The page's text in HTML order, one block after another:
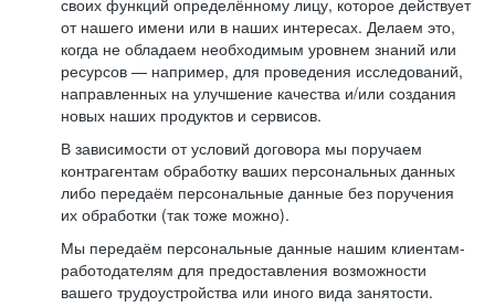
своих функций определённому лицу, которое действует
от нашего имени или в наших интересах. Делаем это,
когда не обладаем необходимым уровнем знаний или
ресурсов — например, для проведения исследований,
направленных на улучшение качества и/или создания
новых наших продуктов и сервисов.
В зависимости от условий договора мы поручаем
контрагентам обработку ваших персональных данных
либо передаём персональные данные без поручения
их обработки (так тоже можно).
Мы передаём персональные данные нашим клиентам-
работодателям для предоставления возможности
вашего трудоустройства или иного вида занятости.